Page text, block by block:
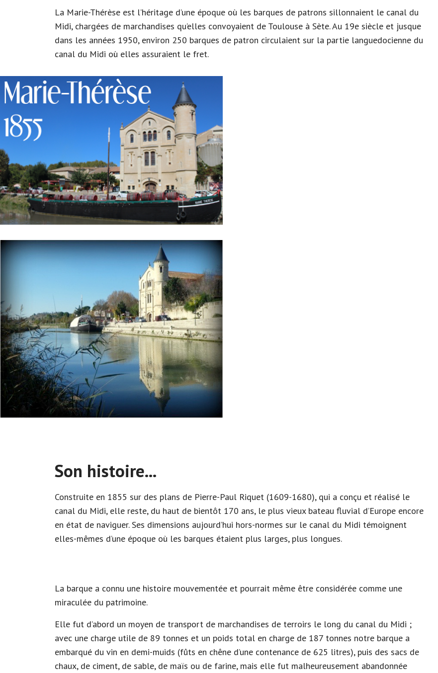
La Marie-Thérèse est l’héritage d’une époque où les barques de patrons sillonnaient le canal du
Midi, chargées de marchandises qu’elles convoyaient de Toulouse à Sète. Au 19e siècle et jusque
dans les années 1950, environ 250 barques de patron circulaient sur la partie languedocienne du
canal du Midi où elles assuraient le fret.
Son histoire...
Construite en 1855 sur des plans de Pierre-Paul Riquet (1609-1680), qui a conçu et réalisé le
canal du Midi, elle reste, du haut de bientôt 170 ans, le plus vieux bateau fluvial d’Europe encore
en état de naviguer. Ses dimensions aujourd’hui hors-normes sur le canal du Midi témoignent
elles-mêmes d’une époque où les barques étaient plus larges, plus longues.
La barque a connu une histoire mouvementée et pourrait même être considérée comme une
miraculée du patrimoine.
Elle fut d’abord un moyen de transport de marchandises de terroirs le long du canal du Midi ;
avec une charge utile de 89 tonnes et un poids total en charge de 187 tonnes notre barque a
embarqué du vin en demi-muids (fûts en chêne d’une contenance de 625 litres), puis des sacs de
chaux, de ciment, de sable, de maïs ou de farine, mais elle fut malheureusement abandonnée